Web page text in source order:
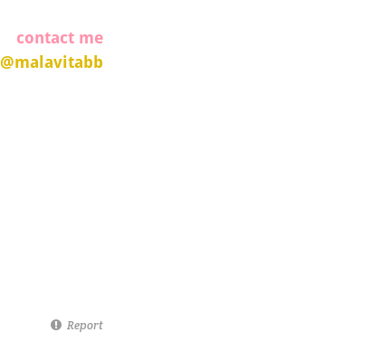
contact me
@malavitabb
Report